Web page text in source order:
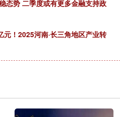
态势 二季度或有更多金融支持政
！2025河南·长三角地区产业转